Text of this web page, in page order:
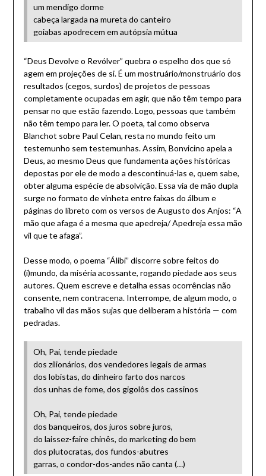
um mendigo dorme
cabeça largada na mureta do canteiro
goiabas apodrecem em autópsia mútua
“Deus Devolve o Revólver” quebra o espelho dos que só
agem em projeções de si. É um mostruário/monstruário dos
resultados (cegos, surdos) de projetos de pessoas
completamente ocupadas em agir, que não têm tempo para
pensar no que estão fazendo. Logo, pessoas que também
não têm tempo para ler. O poeta, tal como observa
Blanchot sobre Paul Celan, resta no mundo feito um
testemunho sem testemunhas. Assim, Bonvicino apela a
Deus, ao mesmo Deus que fundamenta ações históricas
depostas por ele de modo a descontinuá-las e, quem sabe,
obter alguma espécie de absolvição. Essa via de mão dupla
surge no formato de vinheta entre faixas do álbum e
páginas do libreto com os versos de Augusto dos Anjos: “A
mão que afaga é a mesma que apedreja/ Apedreja essa mão
vil que te afaga”.
Desse modo, o poema “Álibi” discorre sobre feitos do
(i)mundo, da miséria acossante, rogando piedade aos seus
autores. Quem escreve e detalha essas ocorrências não
consente, nem contracena. Interrompe, de algum modo, o
trabalho vil das mãos sujas que deliberam a história — com
pedradas.
Oh, Pai, tende piedade
dos zilionários, dos vendedores legais de armas
dos lobistas, do dinheiro farto dos narcos
dos unhas de fome, dos gigolôs dos cassinos
Oh, Pai, tende piedade
dos banqueiros, dos juros sobre juros,
do laissez-faire chinês, do marketing do bem
dos plutocratas, dos fundos-abutres
garras, o condor-dos-andes não canta (…)